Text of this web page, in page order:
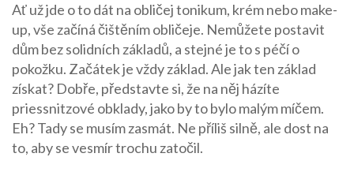
Ať už jde o to dát na obličej tonikum, krém nebo make-
up, vše začíná čištěním obličeje. Nemůžete postavit
dům bez solidních základů, a stejné je to s péčí o
pokožku. Začátek je vždy základ. Ale jak ten základ
získat? Dobře, představte si, že na něj házíte
priessnitzové obklady, jako by to bylo malým míčem.
Eh? Tady se musím zasmát. Ne příliš silně, ale dost na
to, aby se vesmír trochu zatočil.